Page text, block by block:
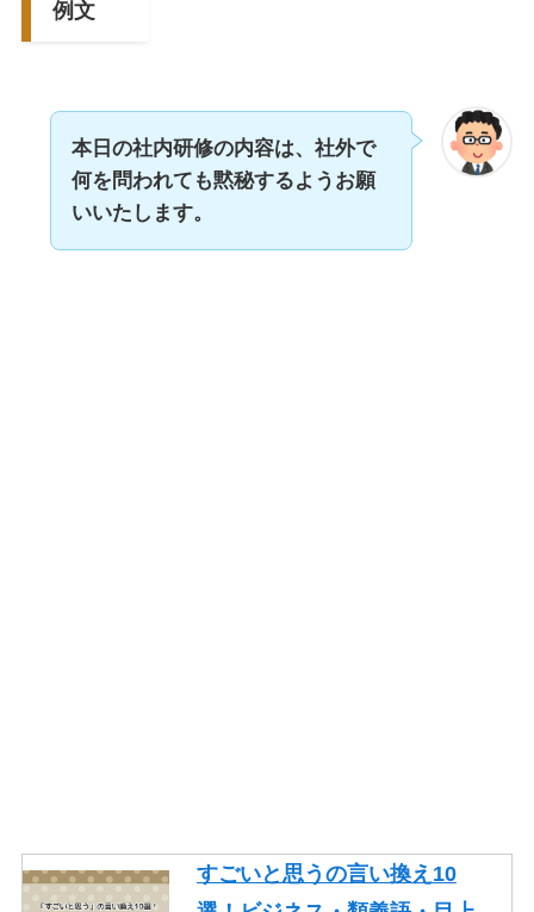
例文
本日の社内研修の内容は、社外で
何を問われても黙秘するようお願
いいたします。
すごいと思うの言い換え10